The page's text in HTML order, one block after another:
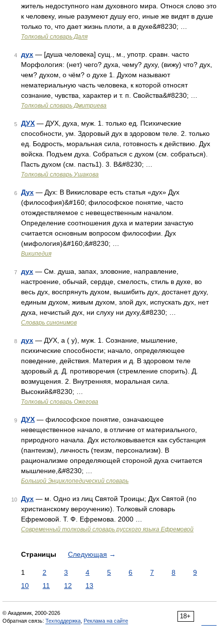
житель недоступного нам духовного мира. Относя слово это
к человеку, иные разумеют душу его, иные же видят в душе
только то, что дает жизнь плоти, а в духе&#8230; …
Толковый словарь Даля
4 дух — [душа человека] сущ., м., употр. сравн. часто
Морфология: (нет) чего? духа, чему? духу, (вижу) что? дух,
чем? духом, о чём? о духе 1. Духом называют
нематериальную часть человека, к которой относят
сознание, чувства, характер и т. п. Свойства&#8230; …
Толковый словарь Дмитриева
5 ДУХ — ДУХ, духа, муж. 1. только ед. Психические
способности, ум. Здоровый дух в здоровом теле. 2. только
ед. Бодрость, моральная сила, готовность к действию. Дух
войска. Подъем духа. Собраться с духом (см. собраться).
Пасть духом (см. пасть1). 3. В&#8230; …
Толковый словарь Ушакова
6 Дух — Дух: В Викисловаре есть статья «дух» Дух
(философия)&#160; философское понятие, часто
отождествляемое с невещественным началом.
Определение соотношения духа и материи зачастую
считается основным вопросом философии. Дух
(мифология)&#160;&#8230; …
Википедия
7 дух — См. душа, запах, зловоние, направление,
настроение, обычай, сердце, смелость, стиль в духе, во
весь дух, воспрянуть духом, вышибить дух, достанет духу,
единым духом, живым духом, злой дух, испускать дух, нет
духа, нечистый дух, ни слуху ни духу,&#8230; …
Словарь синонимов
8 дух — ДУХ, а ( у), муж. 1. Сознание, мышление,
психические способности; начало, определяющее
поведение, действия. Материя и д. В здоровом теле
здоровый д. Д. противоречия (стремление спорить). Д.
возмущения. 2. Внутренняя, моральная сила.
Высокий&#8230; …
Толковый словарь Ожегова
9 ДУХ — философское понятие, означающее
невещественное начало, в отличие от материального,
природного начала. Дух истолковывается как субстанция
(пантеизм), личность (теизм, персонализм). В
рационализме определяющей стороной духа считается
мышление,&#8230; …
Большой Энциклопедический словарь
10 Дух — м. Одно из лиц Святой Троицы; Дух Святой (по
христианскому вероучению). Толковый словарь
Ефремовой. Т. Ф. Ефремова. 2000 …
Современный толковый словарь русского языка Ефремовой
Страницы Следующая →
1 2 3 4 5 6 7 8
9
10
11 12 13
18+
© Академик, 2000-2026
Обратная связь: Техподдержка Реклама на сайте